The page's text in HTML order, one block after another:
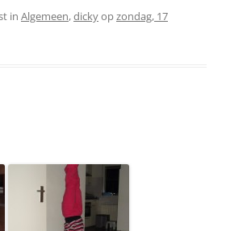
in Algemeen,dickyopzondag, 17